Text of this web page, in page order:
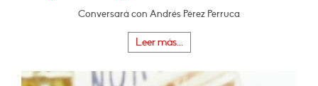
Conversará con Andrés Pérez Perruca
Leer más...